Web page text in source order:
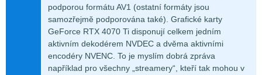
podporou formátu AV1 (ostatní formáty jsou
samozřejmě podporována také). Grafické karty
GeForce RTX 4070 Ti disponují celkem jedním
aktivním dekodérem NVDEC a dvěma aktivními
encodéry NVENC. To je myslím dobrá zpráva
například pro všechny „streamery“, kteří tak mohou v